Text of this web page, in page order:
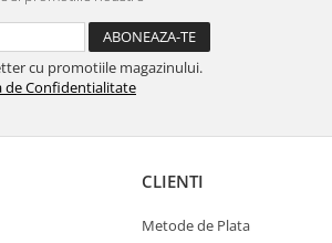
cu promotiile magazinului.
de Confidentialitate
CLIENTI
Metode de Plata